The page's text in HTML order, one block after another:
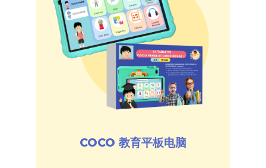
COCO 教育平板电脑